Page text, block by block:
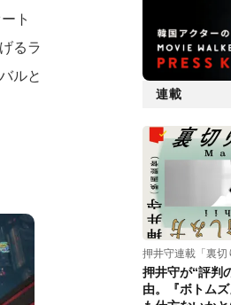
ト
るラ
ルと
連載
押井守連載「裏切
押井守が“評判
由。『ボトム